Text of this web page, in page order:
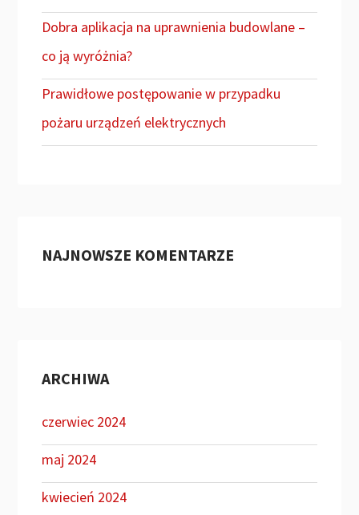
Dobra aplikacja na uprawnienia budowlane –
co ją wyróżnia?
Prawidłowe postępowanie w przypadku
pożaru urządzeń elektrycznych
NAJNOWSZE KOMENTARZE
ARCHIWA
czerwiec 2024
maj 2024
kwiecień 2024